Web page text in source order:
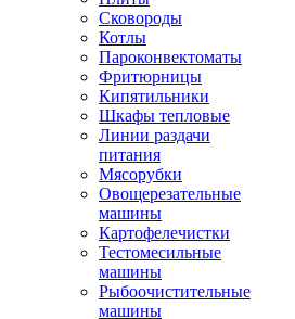
Сковороды
Котлы
Пароконвектоматы
Фритюрницы
Кипятильники
Шкафы тепловые
Линии раздачи
питания
Мясорубки
Овощерезательные
машины
Картофелечистки
Тестомесильные
машины
Рыбоочистительные
машины